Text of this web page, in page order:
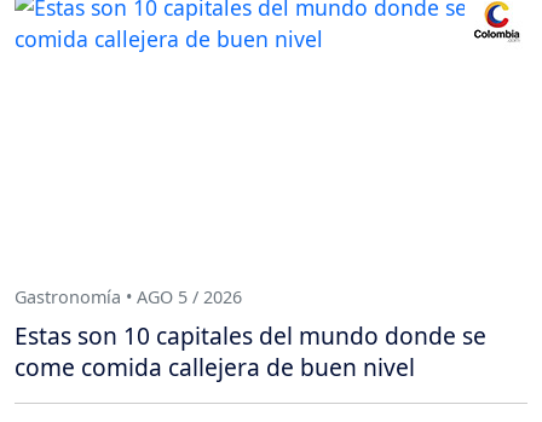
Gastronomía • AGO 5 / 2026
Estas son 10 capitales del mundo donde se
come comida callejera de buen nivel